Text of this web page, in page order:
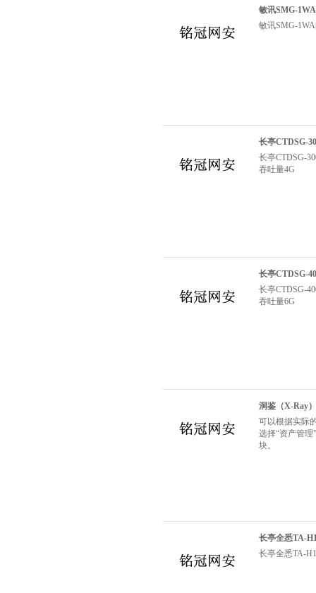
敏讯SMG-
敏讯SMG-
长亭CTDSG-
长亭CTDSG-
吞吐量4G
长亭CTDSG-
长亭CTDSG-
吞吐量6G
洞鉴（X-Ray
可以根据实际
选择“资产管理
块。
长亭全悉TA-
长亭全悉TA-